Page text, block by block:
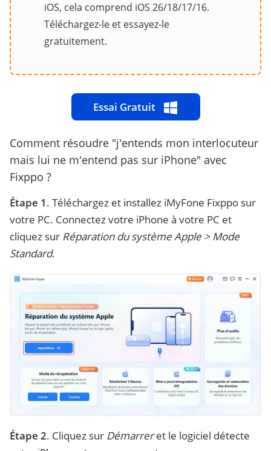
iOS, cela comprend iOS 26/18/17/16.
Téléchargez-le et essayez-le
gratuitement.
Essai Gratuit
Comment résoudre "j'entends mon interlocuteur
mais lui ne m'entend pas sur iPhone" avec
Fixppo ?
Étape 1. Téléchargez et installez iMyFone Fixppo sur
votre PC. Connectez votre iPhone à votre PC et
cliquez sur Réparation du système Apple > Mode
Standard.
Étape 2. Cliquez sur Démarreret le logiciel détecte